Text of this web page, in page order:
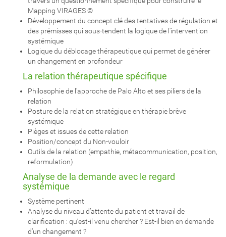
Mapping VIRAGES ©
Développement du concept clé des tentatives de régulation et
des prémisses qui sous-tendent la logique de l'intervention
systémique
Logique du déblocage thérapeutique qui permet de générer
un changement en profondeur
La relation thérapeutique spécifique
Philosophie de l'approche de Palo Alto et ses piliers de la
relation
Posture de la relation stratégique en thérapie brève
systémique
Pièges et issues de cette relation
Position/concept du Non-vouloir
Outils de la relation (empathie, métacommunication, position,
reformulation)
Analyse de la demande avec le regard
systémique
Système pertinent
Analyse du niveau d’attente du patient et travail de
clarification : qu’est-il venu chercher ? Est-il bien en demande
d’un changement ?